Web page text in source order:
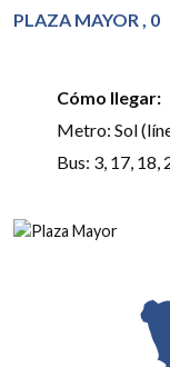
PLAZA MAYOR , 0
Cómo llegar:
Metro: Sol
Bus: 3, 17, 18,